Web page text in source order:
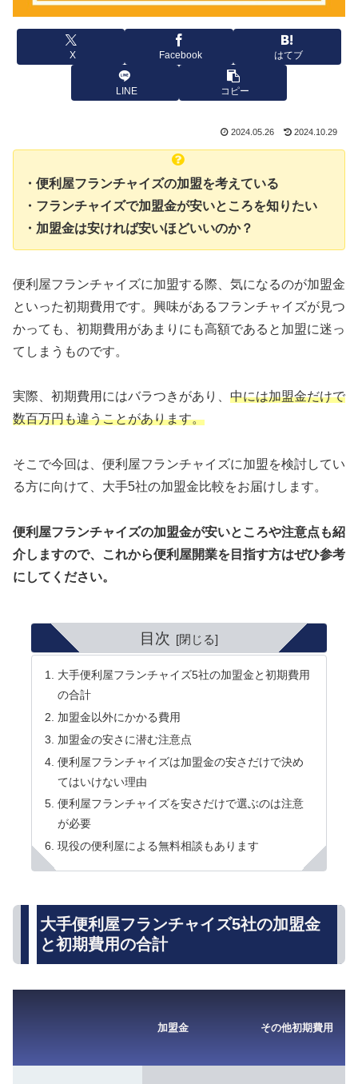
X Facebook はてブ
LINE コピー
2024.05.26 2024.10.29
・便利屋フランチャイズの加盟を考えている
・フランチャイズで加盟金が安いところを知りたい
・加盟金は安ければ安いほどいいのか？
便利屋フランチャイズに加盟する際、気になるのが加盟金
といった初期費用です。興味があるフランチャイズが見つ
かっても、初期費用があまりにも高額であると加盟に迷っ
てしまうものです。
実際、 初期費用にはバラつきがあり、 中には加盟金だけで
数百万円も違うことがあります。
そこで今回は、便利屋フランチャイズに加盟を検討してい
る方に向けて、大手5社の加盟金比較をお届けします。
便利屋フランチャイズの加盟金が安いところや注意点も紹
介しますので、これから便利屋開業を目指す方はぜひ参考
にしてください。
目次
大手便利屋フランチャイズ5社の加盟金と初期費用
の合計
加盟金以外にかかる費用
加盟金の安さに潜む注意点
便利屋フランチャイズは加盟金の安さだけで決め
てはいけない理由
便利屋フランチャイズを安さだけで選ぶのは注意
が必要
現役の便利屋による無料相談もあります
大手便利屋フランチャイズ5社の加盟金
と初期費用の合計
加盟金 その他初期費用